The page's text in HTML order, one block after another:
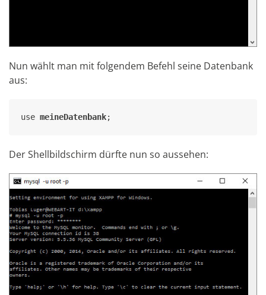
Nun wählt man mit folgendem Befehl seine Datenbank
aus:
use meineDatenbank;
Der Shellbildschirm dürfte nun so aussehen: